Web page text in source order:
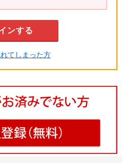
てしまった方